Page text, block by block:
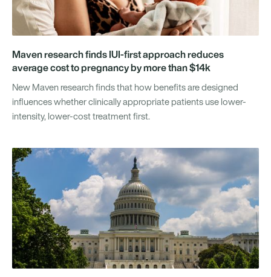
Maven research finds IUI-first approach reduces
average cost to pregnancy by more than $14k
New Maven research finds that how benefits are designed
influences whether clinically appropriate patients use lower-
intensity, lower-cost treatment first.